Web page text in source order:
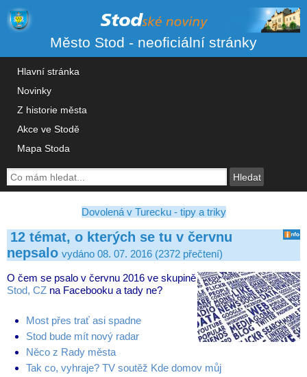
Město Stod - neoficiální stránky
Hlavní stránka
Novinky
Z historie města
Akce ve Stodě
Mapa Stoda
Dovolená v Turecku - tipy a triky
12 témat, o kterých se tu v červnu
nepsalo vydáno 08. 07. 2016 (2372 přečtení)
O čem se psalo v červnu 2016 ve skupině
Stod, CZ na Facebooku a tady ne?
Most přes trať asi spadne
Stod bude mít nový radar
Něco z Rady města
Tak co, vyhraje? TV soutěž Kde domov můj